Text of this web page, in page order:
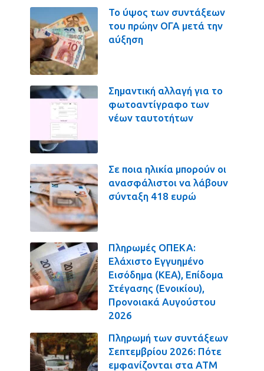
Το ύψος των συντάξεων
του πρώην ΟΓΑ μετά την
αύξηση
Σημαντική αλλαγή για το
φωτοαντίγραφο των
νέων ταυτοτήτων
Σε ποια ηλικία μπορούν οι
ανασφάλιστοι να λάβουν
σύνταξη 418 ευρώ
Πληρωμές ΟΠΕΚΑ:
Ελάχιστο Εγγυημένο
Εισόδημα (ΚΕΑ), Επίδομα
Στέγασης (Ενοικίου),
Προνοιακά Αυγούστου
2026
Πληρωμή των συντάξεων
Σεπτεμβρίου 2026: Πότε
εμφανίζονται στα ΑΤΜ